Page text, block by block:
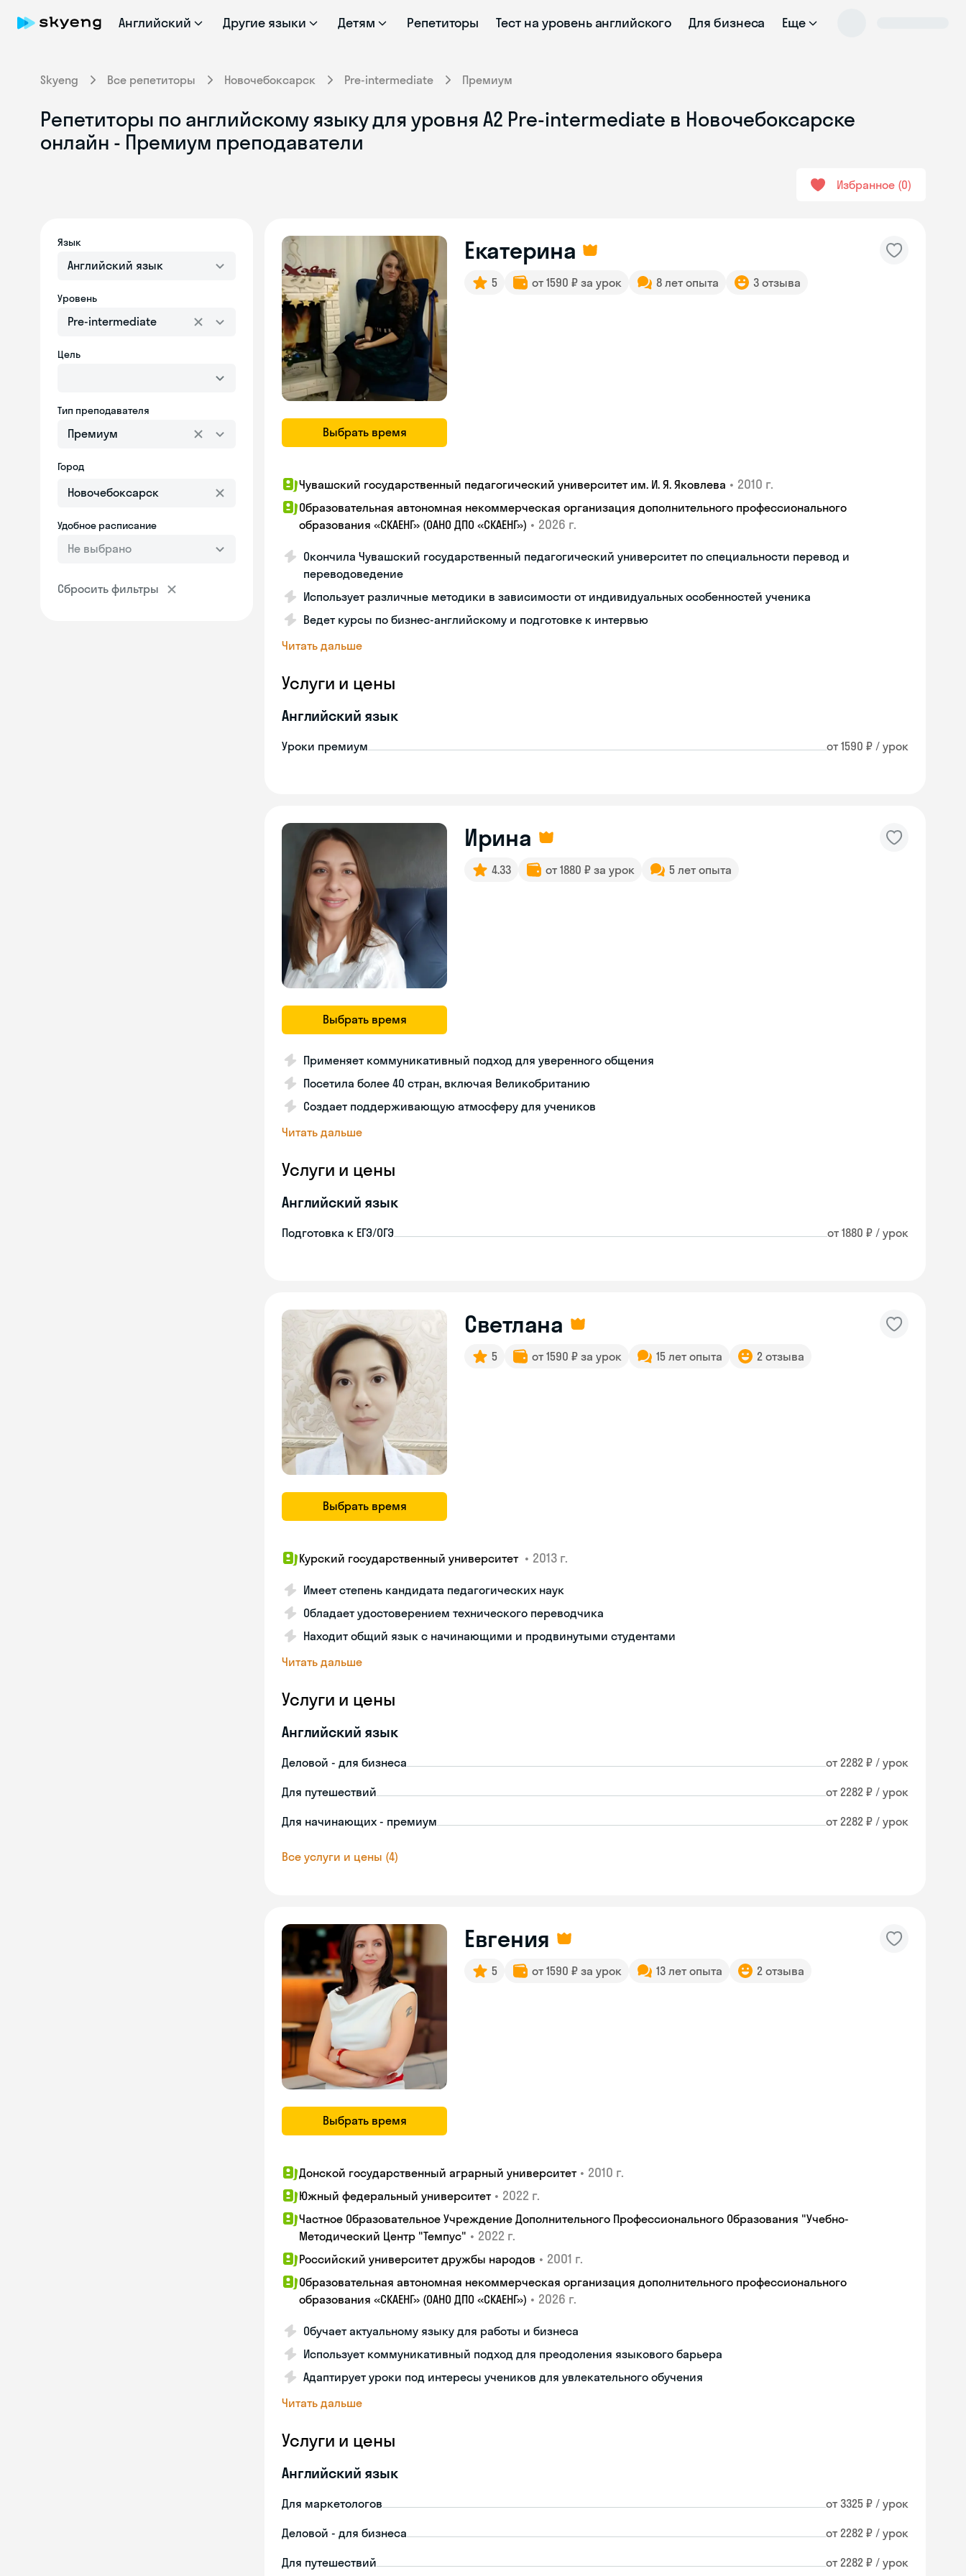
Английский Другие языки Детям Репетиторы Тест на уровень английского Для бизнеса Еще
Skyeng Все репетиторы Новочебоксарск Pre-intermediate Премиум
Репетиторы по английскому языку для уровня A2 Pre-intermediate в Новочебоксарске
онлайн - Премиум преподаватели
Избранное 0
Язык
Английский язык
Уровень
Pre-intermediate
Цель
Тип преподавателя
Премиум
Город
Удобное расписание
Не выбрано
Сбросить фильтры
Выбрать время
Екатерина
5 от 1590 ₽ за урок 8 лет опыта 3 отзыва
Чувашский государственный педагогический университет им. И. Я. Яковлева • 2010 г.
Образовательная автономная некоммерческая организация дополнительного профессионального
образования «СКАЕНГ» (ОАНО ДПО «СКАЕНГ») • 2026 г.
Окончила Чувашский государственный педагогический университет по специальности перевод и
переводоведение
Использует различные методики в зависимости от индивидуальных особенностей ученика
Ведет курсы по бизнес-английскому и подготовке к интервью
Читать дальше
Услуги и цены
Английский язык
Уроки премиум от 1590 ₽ / урок
Выбрать время
Ирина
4.33 от 1880 ₽ за урок 5 лет опыта
Применяет коммуникативный подход для уверенного общения
Посетила более 40 стран, включая Великобританию
Создает поддерживающую атмосферу для учеников
Читать дальше
Услуги и цены
Английский язык
Подготовка к ЕГЭ/ОГЭ от 1880 ₽ / урок
Выбрать время
Светлана
5 от 1590 ₽ за урок 15 лет опыта 2 отзыва
Курский государственный университет • 2013 г.
Имеет степень кандидата педагогических наук
Обладает удостоверением технического переводчика
Находит общий язык с начинающими и продвинутыми студентами
Читать дальше
Услуги и цены
Английский язык
Деловой - для бизнеса от 2282 ₽ / урок
Для путешествий от 2282 ₽ / урок
Для начинающих - премиум от 2282 ₽ / урок
Все услуги и цены (4)
Выбрать время
Евгения
5 от 1590 ₽ за урок 13 лет опыта 2 отзыва
Донской государственный аграрный университет • 2010 г.
Южный федеральный университет • 2022 г.
Частное Образовательное Учреждение Дополнительного Профессионального Образования "Учебно-
Методический Центр "Темпус" • 2022 г.
Российский университет дружбы народов • 2001 г.
Образовательная автономная некоммерческая организация дополнительного профессионального
образования «СКАЕНГ» (ОАНО ДПО «СКАЕНГ») • 2026 г.
Обучает актуальному языку для работы и бизнеса
Использует коммуникативный подход для преодоления языкового барьера
Адаптирует уроки под интересы учеников для увлекательного обучения
Читать дальше
Услуги и цены
Английский язык
Для маркетологов от 3325 ₽ / урок
Деловой - для бизнеса от 2282 ₽ / урок
Для путешествий от 2282 ₽ / урок
online